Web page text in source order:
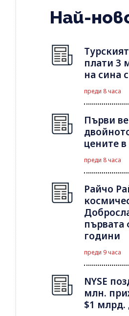
Най-
плати 3
на сина
преди 8 часа
Първи
цените
преди 8 часа
Райчо
първата
години
преди 9 часа
NYSE
млн.
$1 млрд.